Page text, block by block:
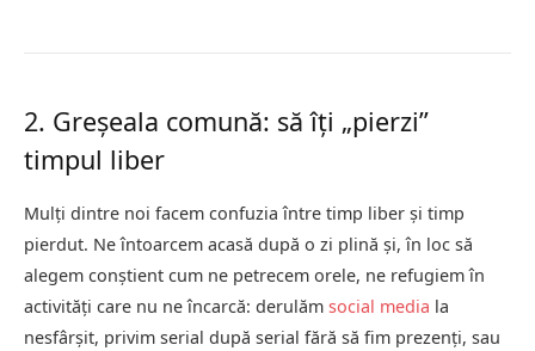
2. Greșeala comună: să îți „pierzi”
timpul liber
Mulți dintre noi facem confuzia între timp liber și timp
pierdut. Ne întoarcem acasă după o zi plină și, în loc să
alegem conștient cum ne petrecem orele, ne refugiem în
activități care nu ne încarcă: derulăm social media la
nesfârșit, privim serial după serial fără să fim prezenți, sau